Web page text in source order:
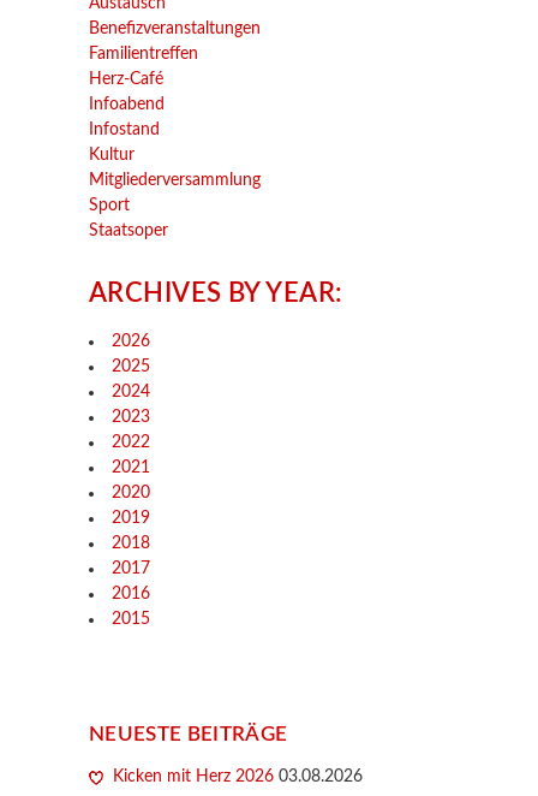
Benefizveranstaltungen
Familientreffen
Herz-Café
Infoabend
Infostand
Kultur
Mitgliederversammlung
Sport
Staatsoper
ARCHIVES BY YEAR:
2026
2025
2024
2023
2022
2021
2020
2019
2018
2017
2016
2015
NEUESTE BEITRÄGE
Kicken mit Herz 2026 03.08.2026